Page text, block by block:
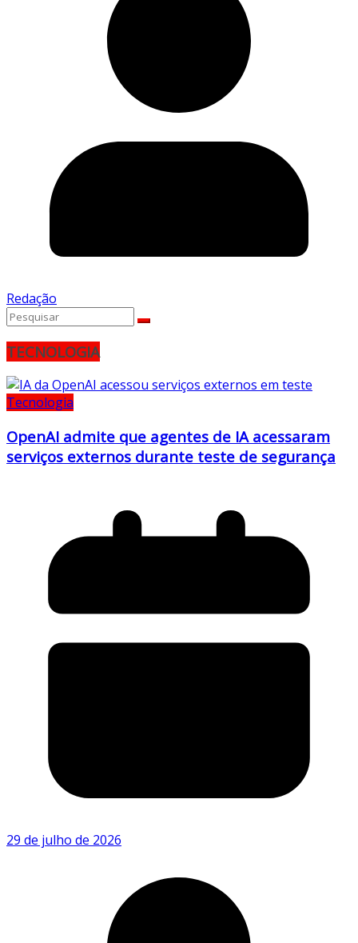
Redação
TECNOLOGIA
Tecnologia
OpenAI admite que agentes de IA acessaram
serviços externos durante teste de segurança
29 de julho de 2026